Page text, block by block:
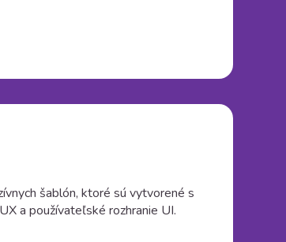
šablón, ktoré sú vytvorené s
a používateľské rozhranie UI.